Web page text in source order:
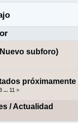
subforo)
... 11 »
/ Actualidad